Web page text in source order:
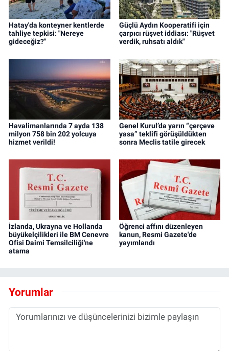
Hatay'da konteyner kentlerde
tahliye tepkisi: "Nereye
gideceğiz?"
Güçlü Aydın Kooperatifi için
çarpıcı rüşvet iddiası: "Rüşvet
verdik, ruhsatı aldık"
Havalimanlarında 7 ayda 138
milyon 758 bin 202 yolcuya
hizmet verildi!
Genel Kurul’da yarın “çerçeve
yasa” teklifi görüşüldükten
sonra Meclis tatile girecek
İzlanda, Ukrayna ve Hollanda
büyükelçilikleri ile BM Cenevre
Ofisi Daimi Temsilciliği'ne
atama
Öğrenci affını düzenleyen
kanun, Resmi Gazete'de
yayımlandı
Yorumlar